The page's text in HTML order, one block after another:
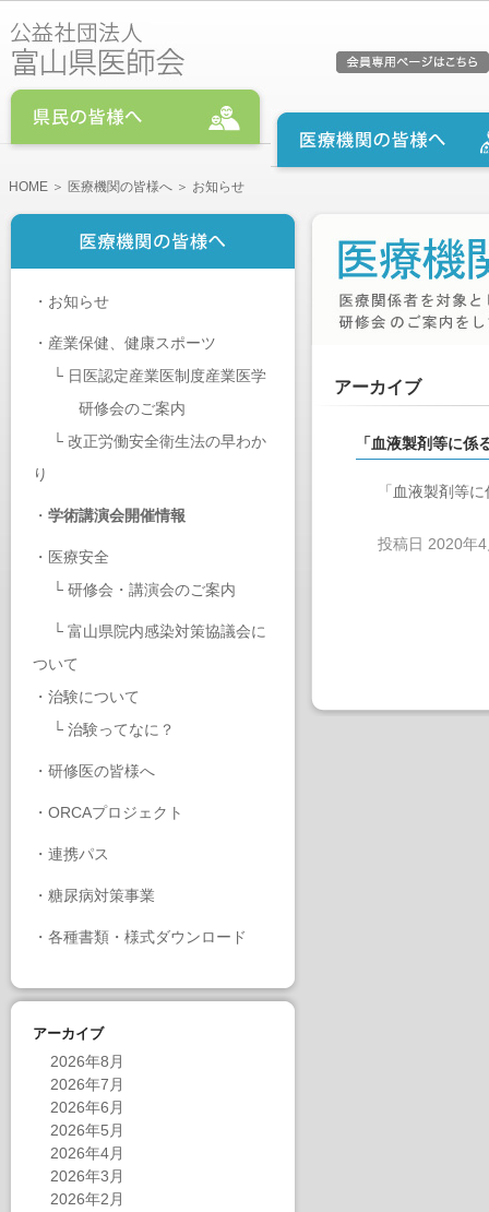
HOME ＞ 医療機関の皆様へ ＞ お知らせ
・ お知らせ
・ 産業保健、健康スポーツ
└ 日医認定産業医制度産業医学
研修会のご案内
└ 改正労働安全衛生法の早わか
り
・ 学術講演会開催情報
・ 医療安全
└ 研修会・講演会のご案内
└ 富山県院内感染対策協議会に
ついて
・ 治験について
└ 治験ってなに？
・ 研修医の皆様へ
・ ORCAプロジェクト
・ 連携パス
・ 糖尿病対策事業
・ 各種書類・様式ダウンロード
アーカイブ
2026年8月
2026年7月
2026年6月
2026年5月
2026年4月
2026年3月
2026年2月
アーカイブ
「血液製剤等に
「血液製剤等
投稿日 2020年